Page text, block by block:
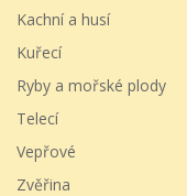
Kachní a husí
Kuřecí
Ryby a mořské plody
Telecí
Vepřové
Zvěřina